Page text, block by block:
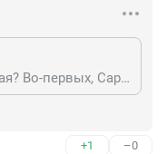
Это что за болезнь у тебя такая? Во-первых, Сарик Гарникович является гражданином РФ. Во-вторых, если тебя что-то так живо беспокоит — сам поезжай и освобождай, а в чужом тылу отсиживаться нечего. 🥱
+1 –0